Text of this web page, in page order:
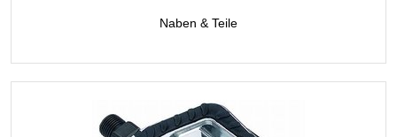
Naben & Teile